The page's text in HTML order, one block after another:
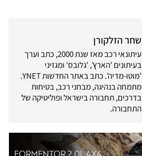
שחר הזלקורן
עיתונאי רכב מאז שנת 2000, כתב וערך
בעיתונים 'הארץ', 'גלובס' ומגזיני
'מוטו-מדיה'. כתב באתר החדשות YNET.
מתמחה בנהיגה, מבחני רכב, בטיחות
בדרכים, תחבורה בישראל ופוליטיקה של
התחבורה.